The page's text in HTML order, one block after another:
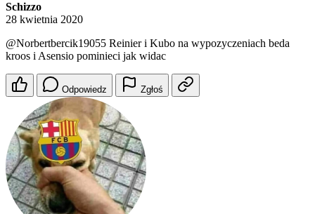
Schizzo
28 kwietnia 2020
@Norbertbercik19055 Reinier i Kubo na wypozyczeniach beda
kroos i Asensio pominieci jak widac
Odpowiedz Zgłoś